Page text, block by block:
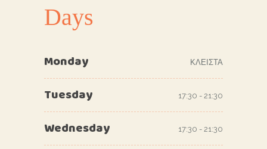
Days
Monday ΚΛΕΙΣΤΑ
Tuesday 17:30 - 21:30
Wednesday 17:30 - 21:30